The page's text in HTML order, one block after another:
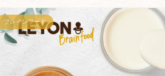
ブレインフード